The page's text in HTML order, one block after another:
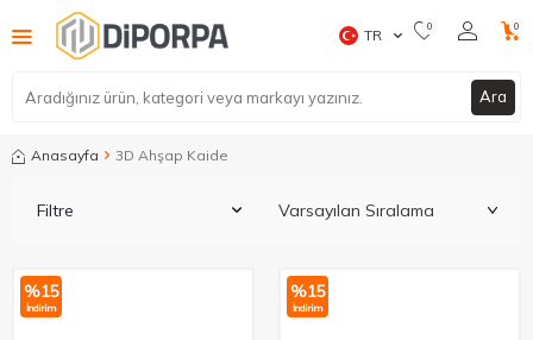
Ara
TR 0 0
Anasayfa 3D Ahşap Kaide
Filtre
%15
İndirim
%15
İndirim